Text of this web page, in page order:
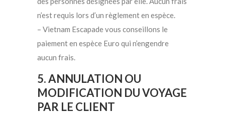
n’est requis lors d’un règlement en espèce.
– Vietnam Escapade vous conseillons le
paiement en espèce Euro qui n’engendre
aucun frais.
5. ANNULATION OU
MODIFICATION DU VOYAGE
PAR LE CLIENT